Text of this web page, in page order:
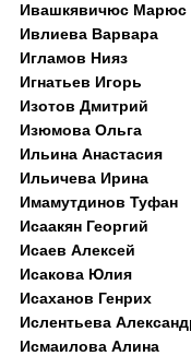
Ивашкявичюс Марюс
Ивлиева Варвара
Игламов Нияз
Игнатьев Игорь
Изотов Дмитрий
Изюмова Ольга
Ильина Анастасия
Ильичева Ирина
Имамутдинов Туфан
Исаакян Георгий
Исаев Алексей
Исакова Юлия
Исаханов Генрих
Ислентьева
Исмаилова Алина